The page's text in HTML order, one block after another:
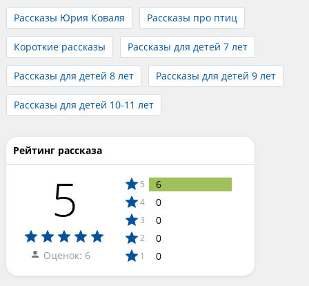
Рассказы Юрия Коваля
Рассказы про птиц
Короткие рассказы Рассказы для детей 7 лет
Рассказы для детей 8 лет Рассказы для детей 9 лет
Рассказы для детей 10-11 лет
Рейтинг рассказа
5
Оценок: 6
5 6
4 0
3 0
2 0
1 0